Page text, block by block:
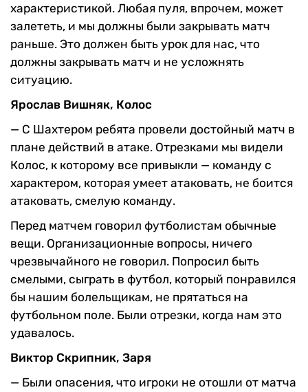
характеристикой. Любая пуля, впрочем, может
залететь, и мы должны были закрывать матч
раньше. Это должен быть урок для нас, что
должны закрывать матч и не усложнять
ситуацию.
Ярослав Вишняк, Колос
— С Шахтером ребята провели достойный матч в
плане действий в атаке. Отрезками мы видели
Колос, к которому все привыкли — команду с
характером, которая умеет атаковать, не боится
атаковать, смелую команду.
Перед матчем говорил футболистам обычные
вещи. Организационные вопросы, ничего
чрезвычайного не говорил. Попросил быть
смелыми, сыграть в футбол, который понравился
бы нашим болельщикам, не прятаться на
футбольном поле. Были отрезки, когда нам это
удавалось.
Виктор Скрипник, Заря
— Были опасения, что игроки не отошли от матча